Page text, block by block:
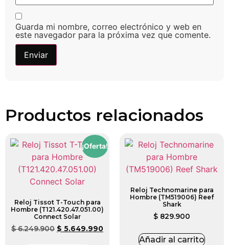
Guarda mi nombre, correo electrónico y web en
este navegador para la próxima vez que comente.
Productos relacionados
¡Oferta!
Reloj Tissot T-Touch para
Hombre (T121.420.47.051.00)
Connect Solar
$6.249.900 $ 5.649.990
Reloj Technomarine para
Hombre (TM519006) Reef
Shark
$ 829.900
Añadir al carrito